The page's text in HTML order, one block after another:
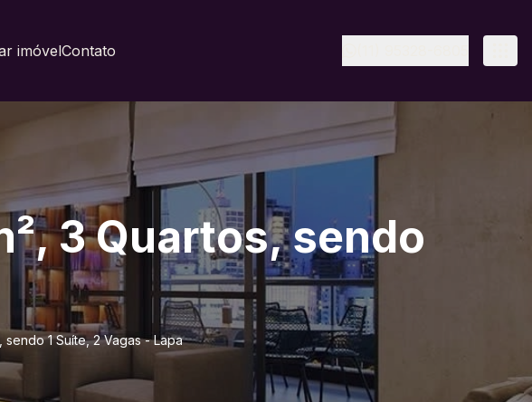
imóvelContato
3 Quartos, sendo
1 Suíte, 2 Vagas - Lapa